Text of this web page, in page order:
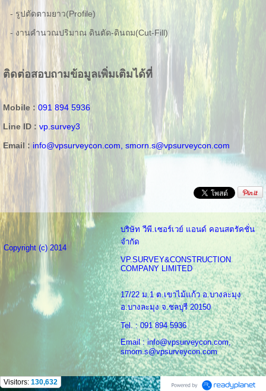
- รูปตัดตามยาว(Profile)
- งานคำนวณปริมาณ ดินตัด-ดินถม(Cut-Fill)
ติดต่อสอบถามข้อมูลเพิ่มเติมได้ที่
Mobile : 091 894 5936
Line ID : vp.survey3
Email : info@vpsurveycon.com, smorn.s@vpsurveycon.com
Copyright (c) 2014
บริษัท วีพี.เซอร์เวย์ แอนด์ คอนสตรัคชั่น
จำกัด
VP.SURVEY&CONSTRUCTION
COMPANY LIMITED
17/22 ม.1 ต.เขาไม้แก้ว อ.บางละมุง
อ.บางละมุง จ.ชลบุรี 20150
Tel. : 091 894 5936
Email : info@vpsurveycon.com,
smorn.s@vpsurveycon.com
Visitors: 130,632